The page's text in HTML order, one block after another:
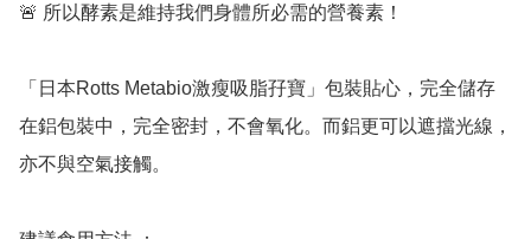
🚨 所以酵素是維持我們身體所必需的營養素！
「日本Rotts Metabio激瘦吸脂孖寶」包裝貼心，完全儲存
在鋁包裝中，完全密封，不會氧化。而鋁更可以遮擋光線，
亦不與空氣接觸。